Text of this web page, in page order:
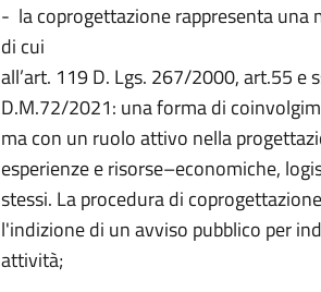
- la coprogettazione rappresenta una
di cui
all’art. 119 D. Lgs. 267/2000, art.55 e
D.M.72/2021: una forma di
ma con un ruolo attivo nella
esperienze e risorse–economiche,
stessi. La procedura di
l'indizione di un avviso pubblico per
attività;